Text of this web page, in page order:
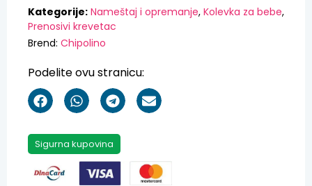
Kategorije: Nameštaj i opremanje, Kolevka za bebe,
Prenosivi krevetac
Brend: Chipolino
Podelite ovu stranicu:
Sigurna kupovina